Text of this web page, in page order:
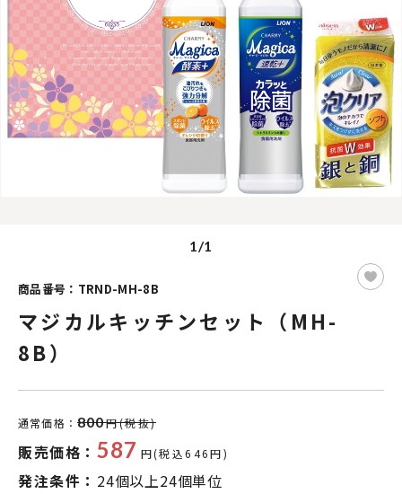
1/1
商品番号：TRND-MH-8B
マジカルキッチンセット（MH-
8B）
通常価格： 800円(税抜)
販売価格： 587 円(税込646円)
発注条件： 24個以上24個単位